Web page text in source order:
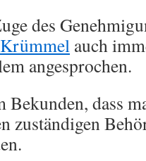
des
auch
angesprochen.
Bekunden, dass
zuständigen